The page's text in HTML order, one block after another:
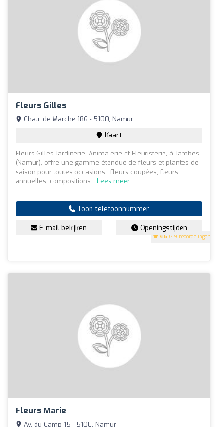
Fleurs Gilles
4.6 (49 beoordelingen)
Chau. de Marche 186 - 5100, Namur
Kaart
Fleurs Gilles Jardinerie, Animalerie et Fleuristerie, à Jambes
(Namur), offre une gamme étendue de fleurs et plantes de
saison pour toutes occasions : fleurs coupées, fleurs
annuelles, compositions... Lees meer
Toon telefoonnummer
E-mail bekijken Openingstijden
Fleurs Marie
Av. du Camp 15 - 5100, Namur